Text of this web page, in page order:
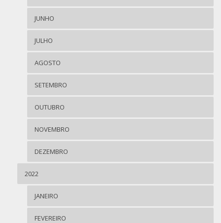
JUNHO
JULHO
AGOSTO
SETEMBRO
OUTUBRO
NOVEMBRO
DEZEMBRO
2022
JANEIRO
FEVEREIRO